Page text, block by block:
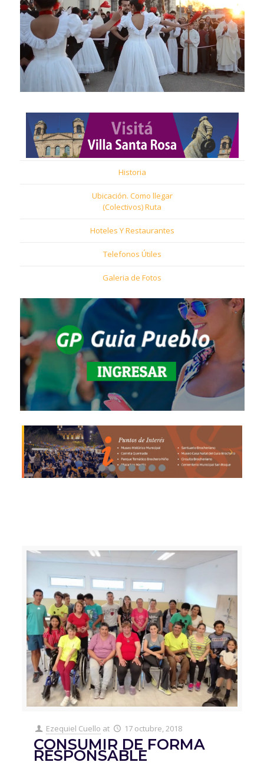
Historia
Ubicación. Como llegar
(Colectivos) Ruta
Hoteles Y Restaurantes
Telefonos Útiles
Galeria de Fotos
Ezequiel Cuello at 17 octubre, 2018
CONSUMIR DE FORMA
RESPONSABLE